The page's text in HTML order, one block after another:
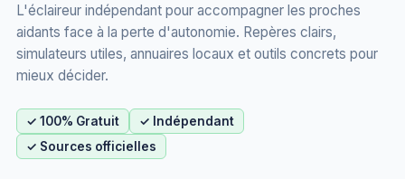
L'éclaireur indépendant pour accompagner les proches
aidants face à la perte d'autonomie. Repères clairs,
simulateurs utiles, annuaires locaux et outils concrets pour
mieux décider.
✓ 100% Gratuit
✓ Indépendant
✓ Sources officielles